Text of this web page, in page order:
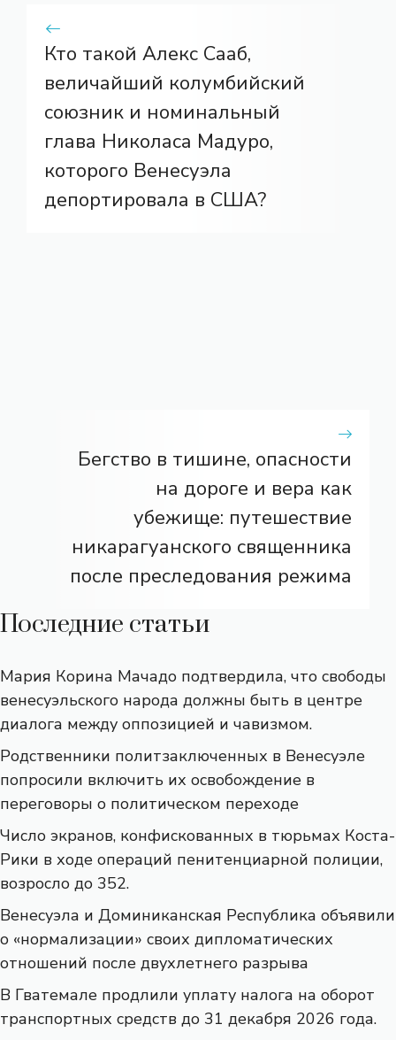
Кто такой Алекс Сааб,
величайший колумбийский
союзник и номинальный
глава Николаса Мадуро,
которого Венесуэла
депортировала в США?
Бегство в тишине, опасности
на дороге и вера как
убежище: путешествие
никарагуанского священника
после преследования режима
Последние статьи
Мария Корина Мачадо подтвердила, что свободы
венесуэльского народа должны быть в центре
диалога между оппозицией и чавизмом.
Родственники политзаключенных в Венесуэле
попросили включить их освобождение в
переговоры о политическом переходе
Число экранов, конфискованных в тюрьмах Коста-
Рики в ходе операций пенитенциарной полиции,
возросло до 352.
Венесуэла и Доминиканская Республика объявили
о «нормализации» своих дипломатических
отношений после двухлетнего разрыва
В Гватемале продлили уплату налога на оборот
транспортных средств до 31 декабря 2026 года.